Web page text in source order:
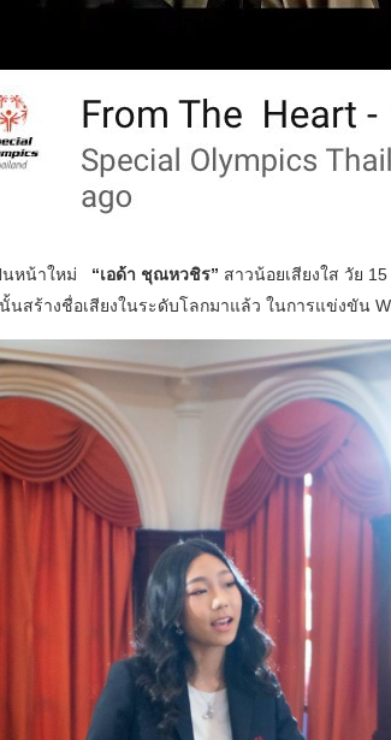
นหน้าใหม่ “เอด้า ชุณหวชิร” สาวน้อยเสียงใส วัย
นสร้างชื่อเสียงในระดับโลกมาแล้ว​ ในการแข่งขัน